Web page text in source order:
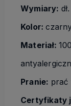
Wymiary:
Kolor:
Materiał:
Pranie: prać
Certyfikaty